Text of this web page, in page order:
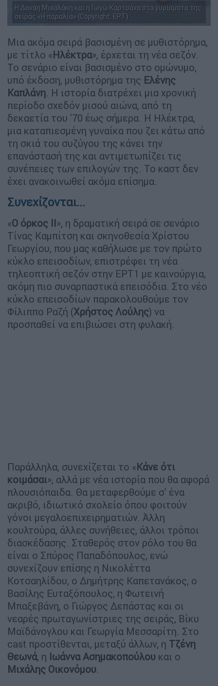
Η Δανάη Μιχαλάκη και η Γωγώ Καρτσάνα στα γυρίσματα της
σειράς «Η παραλία» (Copyright: ΕΡΤ)
Μια ακόμα σειρά βασισμένη σε μυθιστόρημα,
με τίτλο «Ηλέκτρα», έρχεται τη νέα σεζόν.
Το σενάριο είναι βασισμένο στο ομώνυμο,
υπό έκδοση, μυθιστόρημα της Ελένης
Καπλάνη. Η ιστορία διατρέχει μια χρονική
περίοδο σχεδόν μισού αιώνα, από τη
δεκαετία του '70 έως σήμερα. Η Ηλέκτρα,
μια καταπιεσμένη γυναίκα που ζει κάτω από
τη σκιά του συζύγου της κάνει την
επανάστασή της και αντιμετωπίζει τις
συνέπειες των επιλογών της. Το καστ δεν
έχει ανακοινωθεί ακόμα επίσημα.
Συνεχίζονται...
«Ο όρκος ΙΙ», η δραματική σειρά σε σενάριο
Τίνας Καμπίτση και σκηνοθεσία Χρίστου
Γεωργίου, που μας καθήλωσε με τον πρώτο
κύκλο επεισοδίων, επιστρέφει τη νέα
τηλεοπτική σεζόν στην ΕΡΤ1 με καινούργια,
ακόμη πιο συναρπαστικά επεισόδια. Στο νέο
κύκλο επεισοδίων παρακολουθούμε τον
Φίλιππο Ραζή (Χρήστος Λούλης) να
προσπαθεί να επιβιώσει στη φυλακή.
Παράλληλα, συνεχίζεται το «Κάνε ότι
κοιμάσαι», αλλά με νέα ιστορία που θα αφορά
πλουσιόπαιδα. Θα μεταφερθούμε σ' ένα
ακριβό, ιδιωτικό σχολείο όπου φοιτούν
γόνοι μεγαλοεπιχειρηματιών. Άλλη
κουλτούρα, άλλες συνήθειες, άλλοι τρόποι
διασκέδασης. Σταθερός στον ρόλο του θα
είναι ο Σπύρος Παπαδόπουλος, ενώ
συνεχίζουν επίσης η Νικολέττα
Κοτσαηλίδου, ο Δημήτρης Καπετανάκος, ο
Βασίλης Ευταξόπουλος, η Φωτεινή
Μπαξεβάνη, ο Γιώργος Δεπάστας και οι
νεαρές πρωταγωνίστριες της σειράς, Βίκυ
Μαϊδάνογλου και Γεωργία Μεσσαρίτη. Στο
cast προστίθενται, μεταξύ άλλων, η Τζένη
Θεωνά, η Ιωάννα Ασημακοπούλου και ο
Μιχάλης Οικονόμου.